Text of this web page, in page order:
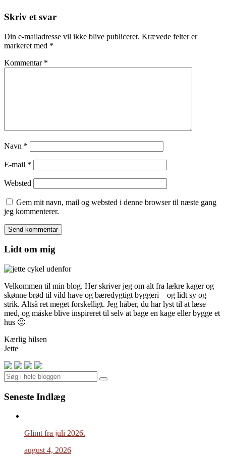
Skriv et svar
Din e-mailadresse vil ikke blive publiceret. Krævede felter er
markeret med *
Kommentar *
Navn *
E-mail *
Websted
Gem mit navn, mail og websted i denne browser til næste gang
jeg kommenterer.
Lidt om mig
Velkommen til min blog. Her skriver jeg om alt fra lækre kager og
skønne brød til vild have og bæredygtigt byggeri – og lidt sy og
strik. Altså ret meget forskelligt. Jeg håber, du har lyst til at læse
med, og måske blive inspireret til selv at bage en kage eller bygge et
hus 🙂
Kærlig hilsen
Jette
Search
Seneste Indlæg
Glimt fra juli 2026.
august 4, 2026